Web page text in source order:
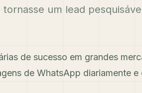
um lead
de sucesso em grandes
de WhatsApp diariamente